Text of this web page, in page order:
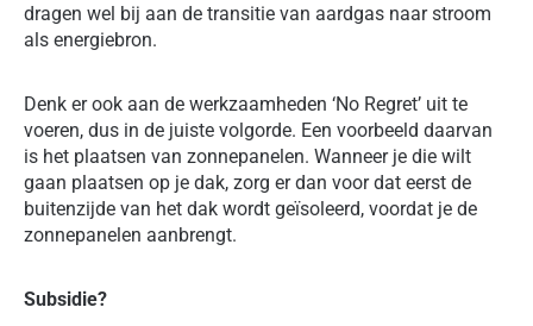
dragen wel bij aan de transitie van aardgas naar stroom
als energiebron.
Denk er ook aan de werkzaamheden ‘No Regret’ uit te
voeren, dus in de juiste volgorde. Een voorbeeld daarvan
is het plaatsen van zonnepanelen. Wanneer je die wilt
gaan plaatsen op je dak, zorg er dan voor dat eerst de
buitenzijde van het dak wordt geïsoleerd, voordat je de
zonnepanelen aanbrengt.
Subsidie?